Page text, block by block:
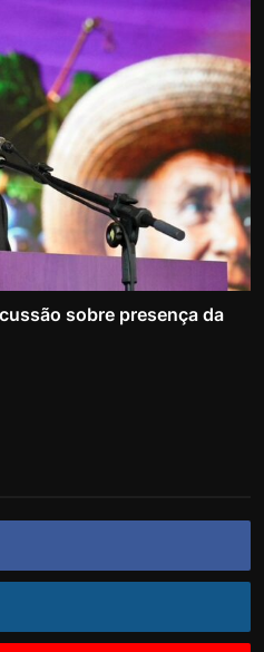
sobre presença da